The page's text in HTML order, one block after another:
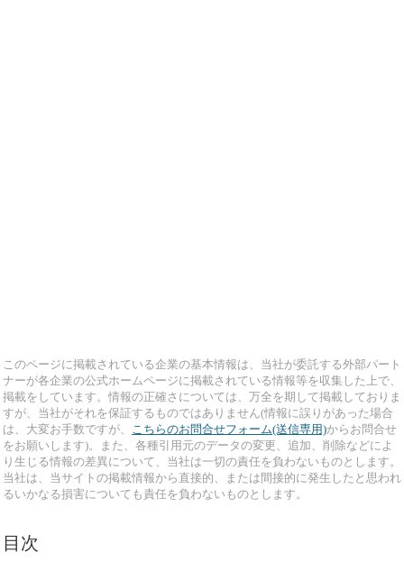
このページに掲載されている企業の基本情報は、当社が委託する外部パート
ナーが各企業の公式ホームページに掲載されている情報等を収集した上で、
掲載をしています。情報の正確さについては、万全を期して掲載しておりま
すが、当社がそれを保証するものではありません(情報に誤りがあった場合
は、大変お手数ですが、
こちらのお問合せフォーム(送信専用)からお問合せ
をお願いします)。また、各種引用元のデータの変更、追加、削除などによ
り生じる情報の差異について、当社は一切の責任を負わないものとします。
当社は、当サイトの掲載情報から直接的、または間接的に発生したと思われ
るいかなる損害についても責任を負わないものとします。
目次